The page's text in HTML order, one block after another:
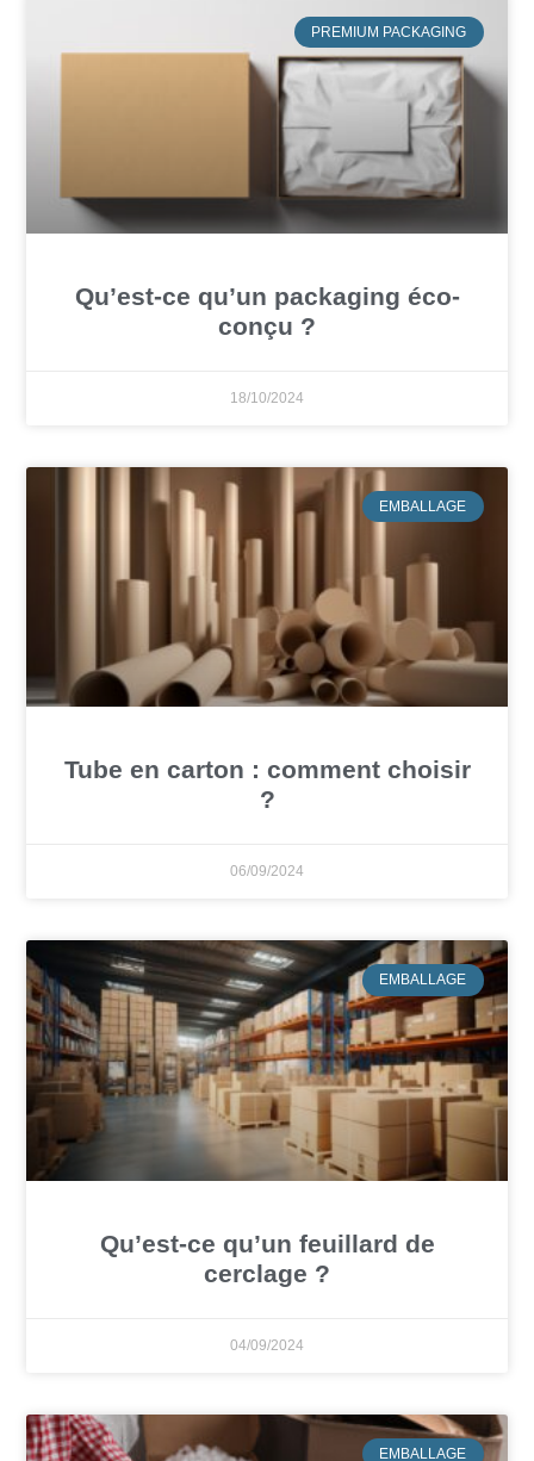
PREMIUM PACKAGING
Qu’est-ce qu’un packaging éco-
conçu ?
18/10/2024
EMBALLAGE
Tube en carton : comment choisir
?
06/09/2024
EMBALLAGE
Qu’est-ce qu’un feuillard de
cerclage ?
04/09/2024
EMBALLAGE